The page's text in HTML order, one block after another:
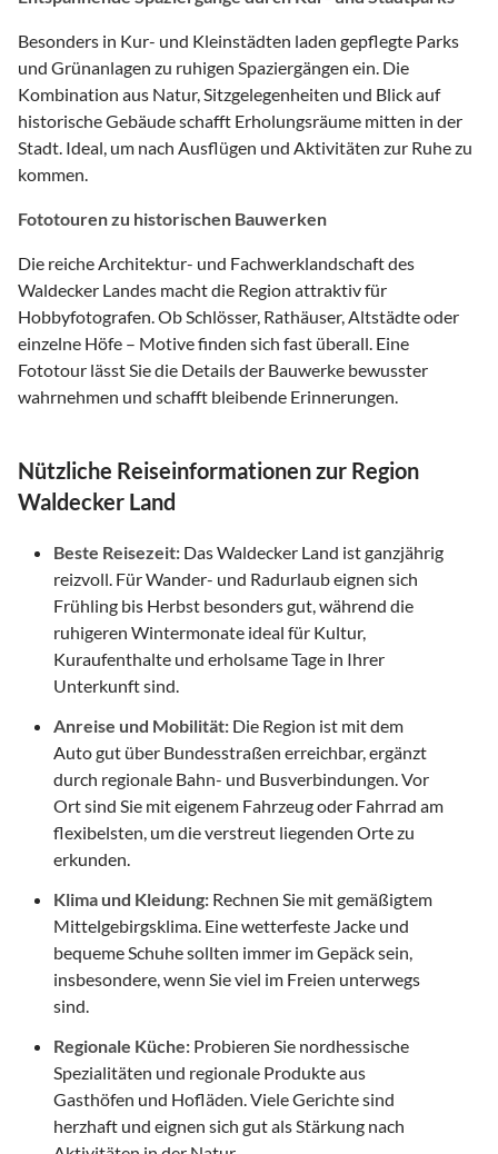
Besonders in Kur- und Kleinstädten laden gepflegte Parks
und Grünanlagen zu ruhigen Spaziergängen ein. Die
Kombination aus Natur, Sitzgelegenheiten und Blick auf
historische Gebäude schafft Erholungsräume mitten in der
Stadt. Ideal, um nach Ausflügen und Aktivitäten zur Ruhe zu
kommen.
Fototouren zu historischen Bauwerken
Die reiche Architektur- und Fachwerklandschaft des
Waldecker Landes macht die Region attraktiv für
Hobbyfotografen. Ob Schlösser, Rathäuser, Altstädte oder
einzelne Höfe – Motive finden sich fast überall. Eine
Fototour lässt Sie die Details der Bauwerke bewusster
wahrnehmen und schafft bleibende Erinnerungen.
Nützliche Reiseinformationen zur Region
Waldecker Land
Beste Reisezeit: Das Waldecker Land ist ganzjährig
reizvoll. Für Wander- und Radurlaub eignen sich
Frühling bis Herbst besonders gut, während die
ruhigeren Wintermonate ideal für Kultur,
Kuraufenthalte und erholsame Tage in Ihrer
Unterkunft sind.
Anreise und Mobilität: Die Region ist mit dem
Auto gut über Bundesstraßen erreichbar, ergänzt
durch regionale Bahn- und Busverbindungen. Vor
Ort sind Sie mit eigenem Fahrzeug oder Fahrrad am
flexibelsten, um die verstreut liegenden Orte zu
erkunden.
Klima und Kleidung: Rechnen Sie mit gemäßigtem
Mittelgebirgsklima. Eine wetterfeste Jacke und
bequeme Schuhe sollten immer im Gepäck sein,
insbesondere, wenn Sie viel im Freien unterwegs
sind.
Regionale Küche: Probieren Sie nordhessische
Spezialitäten und regionale Produkte aus
Gasthöfen und Hofläden. Viele Gerichte sind
herzhaft und eignen sich gut als Stärkung nach